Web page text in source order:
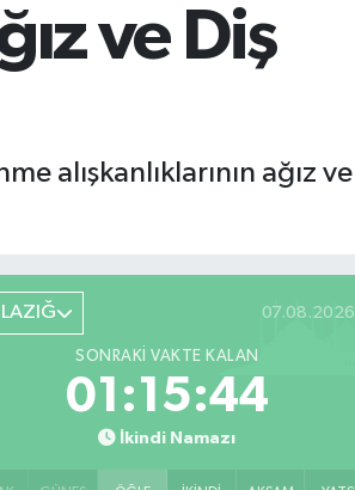
%64
ve Diş
alışkanlıklarının ağız ve
07.08.2026
SONRAKI VAKTE KALAN
01:15:43
İkindi Namazı